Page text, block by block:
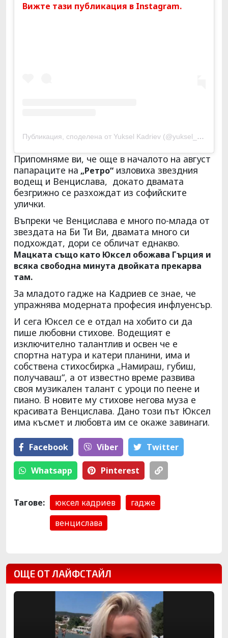
Вижте тази публикация в Instagram.
Публикация, споделена от Yuksel Kadriev (@yuksel_kadriev)
Припомняме ви, че още в началото на август
папараците на „Ретро“ изловиха звездния
водещ и Венцислава, докато двамата
безгрижно се разхождат из софийските
улички.
Въпреки че Венцислава е много по-млада от
звездата на Би Ти Ви, двамата много си
подхождат, дори се обличат еднакво.
Мацката също като Юксел обожава Гърция и
всяка свободна минута двойката прекарва
там.
За младото гадже на Кадриев се знае, че
упражнява модерната професия инфлуенсър.
И сега Юксел се е отдал на хобито си да
пише любовни стихове. Водещият е
изключително талантлив и освен че е
спортна натура и катери планини, има и
собствена стихосбирка „Намираш, губиш,
получаваш“, а от известно време развива
своя музикален талант с уроци по пеене и
пиано. В новите му стихове негова муза е
красивата Венцислава. Дано този път Юксел
има късмет и любовта им се окаже завинаги.
Facebook Viber Тwitter
Whatsapp Pinterest
Тагове: юксел кадриев
гадже
венцислава
ОЩЕ ОТ ЛАЙФСТАЙЛ